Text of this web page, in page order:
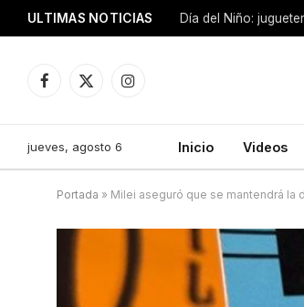
ULTIMAS NOTICIAS Día del Niño:
Facebook
X
Instagram
jueves, agosto 6 Inicio Videos
Portada » Milei aseguró que se mantendrá la